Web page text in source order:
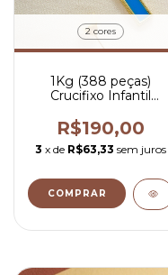
2 cores
1Kg (388 peças)
Crucifixo Infantil
peça
R$190,00
3 x de R$63,33 sem juros
COMPRAR